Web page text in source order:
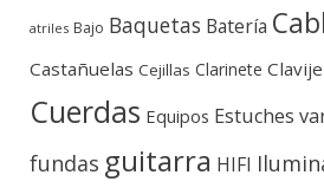
atriles Bajo Baquetas Batería
Castañuelas Cejillas Clarinete
Cuerdas Equipos Estuches
fundas guitarra HIFI